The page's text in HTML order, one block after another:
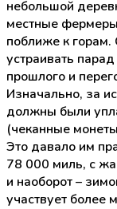
небольшой
местные
поближе к горам.
устраивать
прошлого и
Изначально, за
должны были
(чеканные
Это давало им
78 000 миль, с
и наоборот –
участвует более